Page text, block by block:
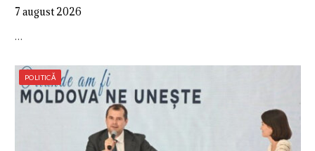
7 august 2026
…
POLITICĂ